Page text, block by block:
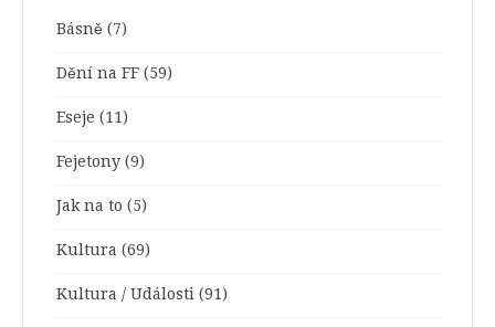
Básně (7)
Dění na FF (59)
Eseje (11)
Fejetony (9)
Jak na to (5)
Kultura (69)
Kultura / Události (91)